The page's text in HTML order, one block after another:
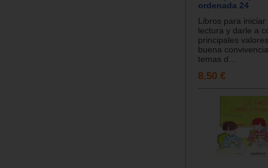
ordenada 24
Libros para
lectura y darle a
principales
buena
temas d...
8.50 €